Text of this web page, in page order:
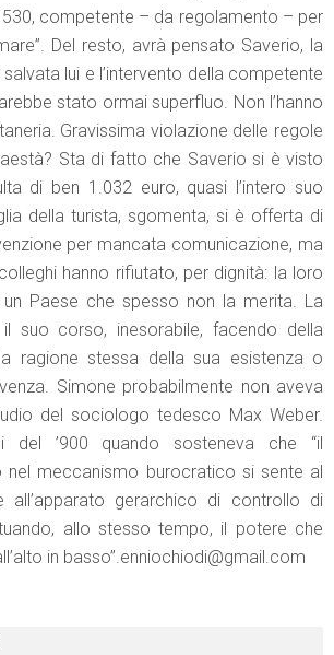
competente – da regolamento – per
Del resto, avrà pensato Saverio, la
salvata lui e l’intervento della competente
stato ormai superfluo. Non l’hanno
Gravissima violazione delle regole
Sta di fatto che Saverio si è visto
di ben 1.032 euro, quasi l’intero suo
della turista, sgomenta, si è offerta di
per mancata comunicazione, ma
hanno rifiutato, per dignità: la loro
Paese che spesso non la merita. La
suo corso, inesorabile, facendo della
ragione stessa della sua esistenza o
Simone probabilmente non aveva
del sociologo tedesco Max Weber.
del ’900 quando sosteneva che “il
nel meccanismo burocratico si sente al
all’apparato gerarchico di controllo di
allo stesso tempo, il potere che
in basso”.enniochiodi@gmail.com